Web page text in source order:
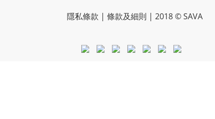
隱私條款 | 條款及細則 | 2018 © SAVA